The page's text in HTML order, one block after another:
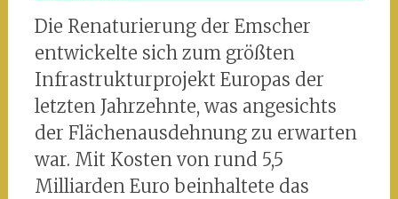
Die Renaturierung der Emscher
entwickelte sich zum größten
Infrastrukturprojekt Europas der
letzten Jahrzehnte, was angesichts
der Flächenausdehnung zu erwarten
war. Mit Kosten von rund 5,5
Milliarden Euro beinhaltete das